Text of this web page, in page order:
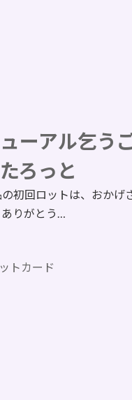
ーアル乞う
ろっと
初回ロットは、おかげ
りがとう…
トカード